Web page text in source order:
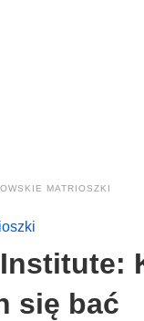
MATRIOSZKI
się bać